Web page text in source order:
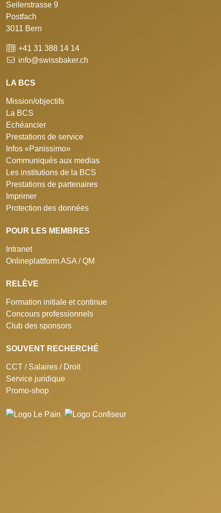
Seilerstrasse 9
Postfach
3011 Bern
+41 31 388 14 14
info@swissbaker.ch
LA BCS
Mission/objectifs
La BCS
Echéancier
Prestations de service
Infos «Panissimo»
Communiqués aux medias
Les institutions de la BCS
Prestations de partenaires
Imprimer
Protection des données
POUR LES MEMBRES
Intranet
Onlineplattform ASA / QM
RELÈVE
Formation initiale et continue
Concours professionnels
Club des sponsors
SOUVENT RECHERCHÉ
CCT / Salaires / Droit
Service juridique
Promo-shop